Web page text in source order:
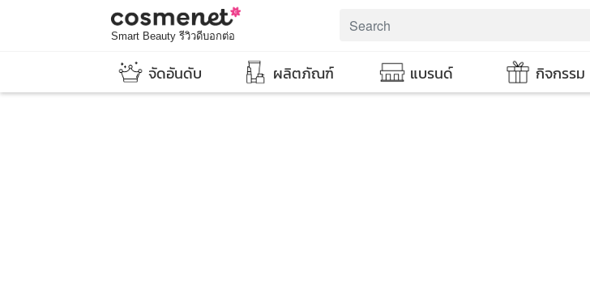
Smart Beauty รีวิวดีบอกต่อ
จัดอันดับ ผลิตภัณฑ์ แบรนด์ กิจกรรม